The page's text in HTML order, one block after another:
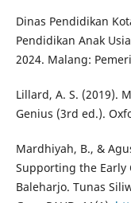
Dinas Pendidikan
Pendidikan Anak
2024. Malang:
Lillard, A. S. (2019).
Genius (3rd ed.).
Mardhiyah, B., &
Supporting the Early
Baleharjo. Tunas